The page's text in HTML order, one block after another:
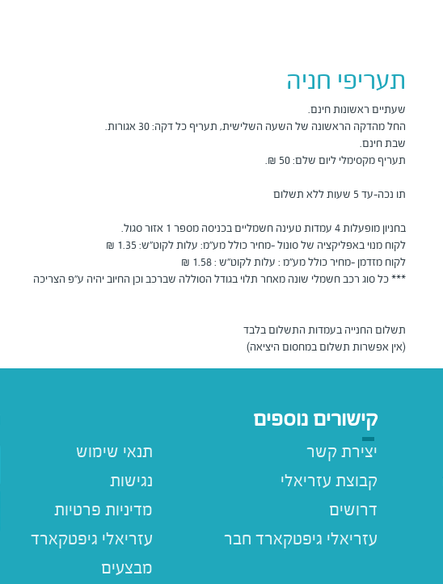
תעריפי חניה
שעתיים ראשונות חינם.
החל מהדקה הראשונה של השעה השלישית, תעריף כל דקה: 30 אגורות.
שבת חינם.
תעריף מקסימלי ליום שלם: 50 ₪.
תו נכה-עד 5 שעות ללא תשלום
בחניון מופעלות 4 עמדות טעינה חשמליים בכניסה מספר 1 אזור סגול.
תשלום החנייה בעמדות התשלום בלבד
(אין אפשרות תשלום במחסום היציאה)
קישורים נוספים
תנאי שימוש
נגישות
מדיניות פרטיות
עזריאלי גיפטקארד
מבצעים
יצירת קשר
קבוצת עזריאלי
דרושים